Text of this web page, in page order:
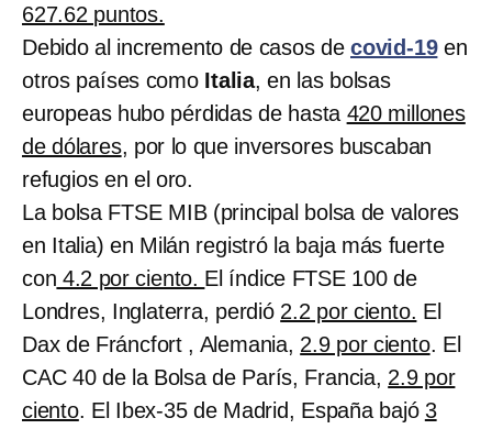
627.62 puntos.
Debido al incremento de casos de covid-19 en
otros países como Italia, en las bolsas
europeas hubo pérdidas de hasta 420 millones
de dólares, por lo que inversores buscaban
refugios en el oro.
La bolsa FTSE MIB (principal bolsa de valores
en Italia) en Milán registró la baja más fuerte
con 4.2 por ciento. El índice FTSE 100 de
Londres, Inglaterra, perdió 2.2 por ciento. El
Dax de Fráncfort , Alemania, 2.9 por ciento. El
CAC 40 de la Bolsa de París, Francia, 2.9 por
ciento. El Ibex-35 de Madrid, España bajó 3